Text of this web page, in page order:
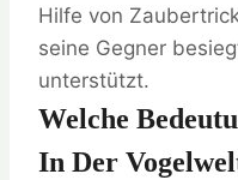
Hilfe von
seine Gegner
unterstützt.
Welche
In Der